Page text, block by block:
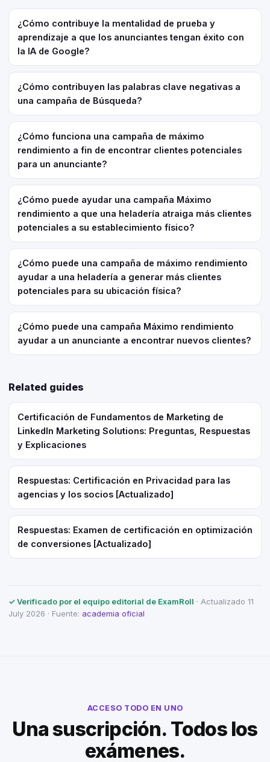
¿Cómo contribuye la mentalidad de prueba y
aprendizaje a que los anunciantes tengan éxito con
la IA de Google?
¿Cómo contribuyen las palabras clave negativas a
una campaña de Búsqueda?
¿Cómo funciona una campaña de máximo
rendimiento a fin de encontrar clientes potenciales
para un anunciante?
¿Cómo puede ayudar una campaña Máximo
rendimiento a que una heladería atraiga más clientes
potenciales a su establecimiento físico?
¿Cómo puede una campaña de máximo rendimiento
ayudar a una heladería a generar más clientes
potenciales para su ubicación física?
¿Cómo puede una campaña Máximo rendimiento
ayudar a un anunciante a encontrar nuevos clientes?
Related guides
Certificación de Fundamentos de Marketing de
LinkedIn Marketing Solutions: Preguntas, Respuestas
y Explicaciones
Respuestas: Certificación en Privacidad para las
agencias y los socios [Actualizado]
Respuestas: Examen de certificación en optimización
de conversiones [Actualizado]
✓ Verificado por el equipo editorial de ExamRoll · Actualizado 11
July 2026 · Fuente: academia oficial
ACCESO TODO EN UNO
Una suscripción. Todos los
exámenes.